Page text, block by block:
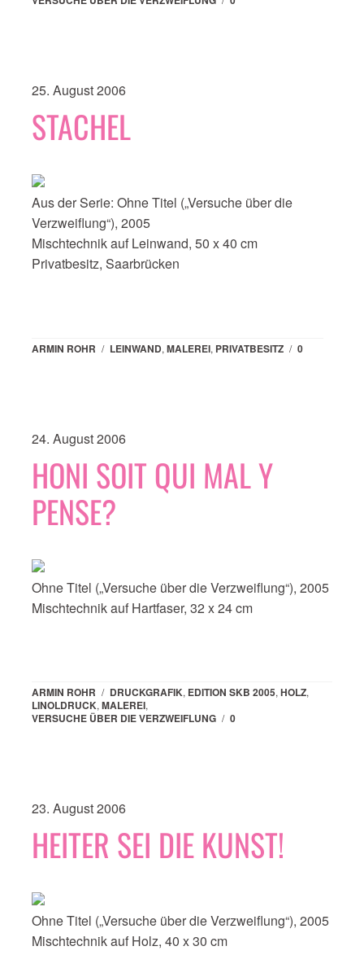
25. August 2006
STACHEL
Aus der Serie: Ohne Titel („Versuche über die
Verzweiflung“), 2005
Mischtechnik auf Leinwand, 50 x 40 cm
Privatbesitz, Saarbrücken
ARMIN ROHR / LEINWAND, MALEREI, PRIVATBESITZ / 0
24. August 2006
HONI SOIT QUI MAL Y
PENSE?
Ohne Titel („Versuche über die Verzweiflung“), 2005
Mischtechnik auf Hartfaser, 32 x 24 cm
ARMIN ROHR / DRUCKGRAFIK, EDITION SKB 2005, HOLZ,
LINOLDRUCK, MALEREI,
VERSUCHE ÜBER DIE VERZWEIFLUNG / 0
23. August 2006
HEITER SEI DIE KUNST!
Ohne Titel („Versuche über die Verzweiflung“), 2005
Mischtechnik auf Holz, 40 x 30 cm